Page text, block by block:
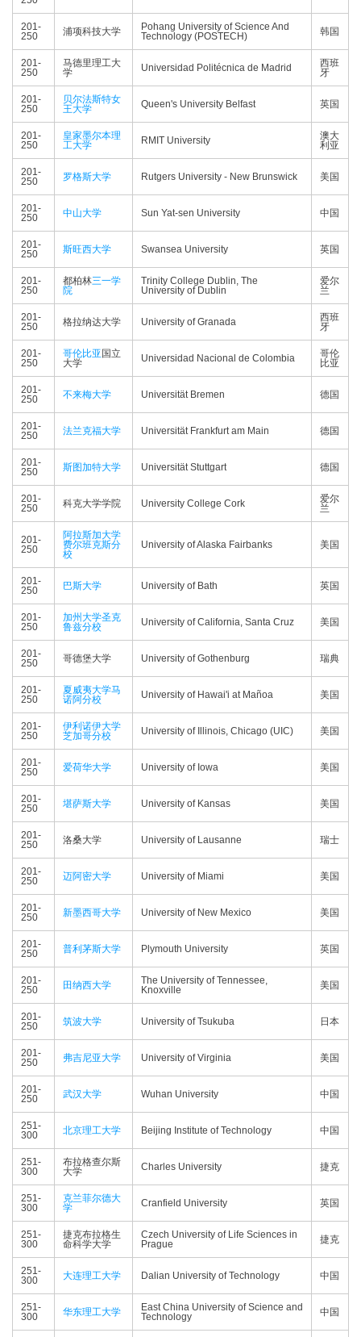
201-
250
浦项科技大学
Pohang University of Science And
Technology (POSTECH)
韩国
201-
250
马德里理工大
学
Universidad Politécnica de Madrid
西班
牙
201-
250
贝尔法斯特女
王大学
Queen's University Belfast 英国
201-
250
皇家墨尔本理
工大学
RMIT University
澳大
利亚
201-
250
罗格斯大学 Rutgers University - New Brunswick 美国
201-
250
中山大学 Sun Yat-sen University 中国
201-
250
斯旺西大学 Swansea University 英国
201-
250
都柏林三一学
院
Trinity College Dublin, The
University of Dublin
爱尔
兰
201-
250
格拉纳达大学 University of Granada
西班
牙
201-
250
哥伦比亚 国立
大学
Universidad Nacional de Colombia
哥伦
比亚
201-
250
不来梅大学 Universität Bremen 德国
201-
250
法兰克福大学 Universität Frankfurt am Main 德国
201-
250
斯图加特大学 Universität Stuttgart 德国
201-
250
科克大学学院 University College Cork
爱尔
兰
201-
250
阿拉斯加大学
费尔班克斯分
校
University of Alaska Fairbanks 美国
201-
250
巴斯大学 University of Bath 英国
201-
250
加州大学圣克
鲁兹分校
University of California, Santa Cruz 美国
201-
250
哥德堡大学 University of Gothenburg 瑞典
201-
250
夏威夷大学马
诺阿分校
University of Hawai'i at Mañoa 美国
201-
250
伊利诺伊大学
芝加哥分校
University of Illinois, Chicago (UIC) 美国
201-
250
爱荷华大学 University of Iowa 美国
201-
250
堪萨斯大学 University of Kansas 美国
201-
250
洛桑大学 University of Lausanne 瑞士
201-
250
迈阿密大学 University of Miami 美国
201-
250
新墨西哥大学 University of New Mexico 美国
201-
250
普利茅斯大学 Plymouth University 英国
201-
250
田纳西大学
The University of Tennessee,
Knoxville
美国
201-
250
筑波大学 University of Tsukuba 日本
201-
250
弗吉尼亚大学 University of Virginia 美国
201-
250
武汉大学 Wuhan University 中国
251-
300
北京理工大学 Beijing Institute of Technology 中国
251-
300
布拉格查尔斯
大学
Charles University 捷克
251-
300
克兰菲尔德大
学
Cranfield University 英国
251-
300
捷克布拉格生
命科学大学
Czech University of Life Sciences in
Prague
捷克
251-
300
大连理工大学 Dalian University of Technology 中国
251-
300
华东理工大学
East China University of Science and
Technology
中国